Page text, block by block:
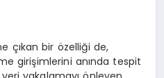
çıkan bir özelliği de,
girişimlerini anında tespit